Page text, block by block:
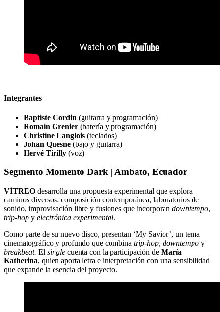
Integrantes
Baptiste Cordin (guitarra y programación)
Romain Grenier (batería y programación)
Christine Langlois (teclados)
Johan Quesné (bajo y guitarra)
Hervé Tirilly (voz)
Segmento Momento Dark | Ambato, Ecuador
VÍTREO desarrolla una propuesta experimental que explora
caminos diversos: composición contemporánea, laboratorios de
sonido, improvisación libre y fusiones que incorporan downtempo,
trip-hop y electrónica experimental.
Como parte de su nuevo disco, presentan ‘My Savior’, un tema
cinematográfico y profundo que combina trip-hop, downtempo y
breakbeat. El single cuenta con la participación de María
Katherina, quien aporta letra e interpretación con una sensibilidad
que expande la esencia del proyecto.